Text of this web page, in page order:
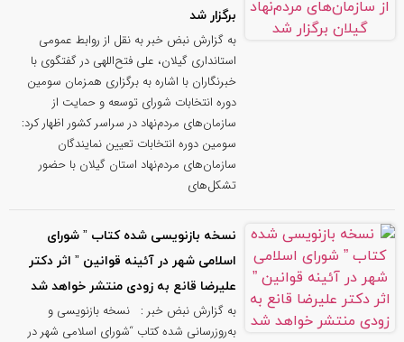
برگزار شد
به گزارش نبض خبر به نقل از روابط عمومی
استانداری گیلان، علی فتح‌اللهی در گفتگوی با
خبرنگاران با اشاره به برگزاری همزمان سومین
دوره انتخابات شورای توسعه و حمایت از
سازمان‌های مردم‌نهاد در سراسر کشور اظهار کرد:
سومین دوره انتخابات تعیین نمایندگان
سازمان‌های مردم‌نهاد استان گیلان با حضور
تشکل‌های
نسخه بازنویسی‌ شده کتاب ” شورای
اسلامی شهر در آئینه قوانین ” اثر دکتر
علیرضا قانع به‌ زودی منتشر خواهد شد
به گزارش نبض خبر : نسخه بازنویسی‌ و
به‌روزرسانی‌ شده کتاب “شورای اسلامی شهر در